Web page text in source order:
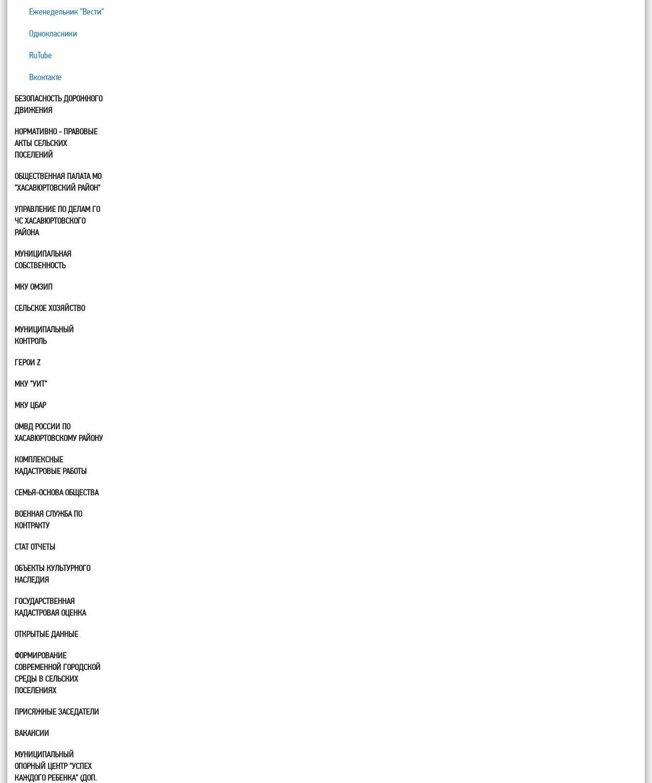
Еженедельник "Вести"
Однокласники
RuTube
Вконтакте
БЕЗОПАСНОСТЬ ДОРОЖНОГО
ДВИЖЕНИЯ
НОРМАТИВНО - ПРАВОВЫЕ
АКТЫ СЕЛЬСКИХ
ПОСЕЛЕНИЙ
ОБЩЕСТВЕННАЯ ПАЛАТА МО
"ХАСАВЮРТОВСКИЙ РАЙОН"
УПРАВЛЕНИЕ ПО ДЕЛАМ ГО
ЧС ХАСАВЮРТОВСКОГО
РАЙОНА
МУНИЦИПАЛЬНАЯ
СОБСТВЕННОСТЬ
МКУ ОМЗИП
СЕЛЬСКОЕ ХОЗЯЙСТВО
МУНИЦИПАЛЬНЫЙ
КОНТРОЛЬ
ГЕРОИ Z
МКУ "УИТ"
МКУ ЦБАР
ОМВД РОССИИ ПО
ХАСАВЮРТОВСКОМУ РАЙОНУ
КОМПЛЕКСНЫЕ
КАДАСТРОВЫЕ РАБОТЫ
СЕМЬЯ-ОСНОВА ОБЩЕСТВА
ВОЕННАЯ СЛУЖБА ПО
КОНТРАКТУ
СТАТ ОТЧЕТЫ
ОБЪЕКТЫ КУЛЬТУРНОГО
НАСЛЕДИЯ
ГОСУДАРСТВЕННАЯ
КАДАСТРОВАЯ ОЦЕНКА
ОТКРЫТЫЕ ДАННЫЕ
ФОРМИРОВАНИЕ
СОВРЕМЕННОЙ ГОРОДСКОЙ
СРЕДЫ В СЕЛЬСКИХ
ПОСЕЛЕНИЯХ
ПРИСЯЖНЫЕ ЗАСЕДАТЕЛИ
ВАКАНСИИ
МУНИЦИПАЛЬНЫЙ
ОПОРНЫЙ ЦЕНТР "УСПЕХ
КАЖДОГО РЕБЕНКА" (ДОП.